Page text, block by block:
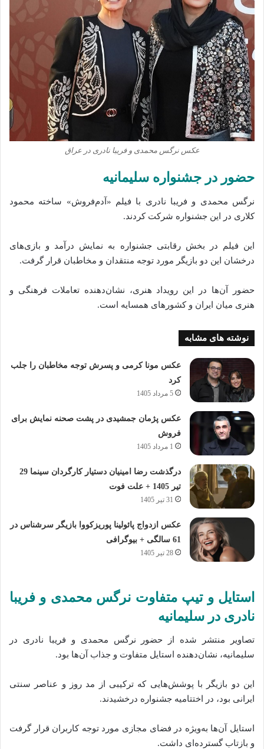
عکس نرگس محمدی و فریبا نادری در عراق
حضور در جشنواره سلیمانیه
نرگس محمدی و فریبا نادری با فیلم «آدم‌فروش» ساخته محمود
کلاری در این جشنواره شرکت کردند.
این فیلم در بخش رقابتی جشنواره به نمایش درآمد و بازی‌های
درخشان این دو بازیگر مورد توجه منتقدان و مخاطبان قرار گرفت.
حضور آن‌ها در این رویداد هنری، نشان‌دهنده تعاملات فرهنگی و
هنری میان ایران و کشورهای همسایه است.
نوشته های مشابه
عکس مونا کرمی و پسرش توجه مخاطبان را جلب
کرد
5 مرداد 1405
عکس پژمان جمشیدی در پشت صحنه نمایش برای
فروش
1 مرداد 1405
درگذشت رضا امینیان دستیار کارگردان سینما 29
تیر 1405 + علت فوت
31 تیر 1405
عکس ازدواج پائولینا پوریزکووا بازیگر سرشناس در
61 سالگی + بیوگرافی
28 تیر 1405
استایل و تیپ متفاوت نرگس محمدی و فریبا
نادری در سلیمانیه
تصاویر منتشر شده از حضور نرگس محمدی و فریبا نادری در
سلیمانیه، نشان‌دهنده استایل متفاوت و جذاب آن‌ها بود.
این دو بازیگر با پوشش‌هایی که ترکیبی از مد روز و عناصر سنتی
ایرانی بود، در اختتامیه جشنواره درخشیدند.
استایل آن‌ها به‌ویژه در فضای مجازی مورد توجه کاربران قرار گرفت
و بازتاب گسترده‌ای داشت.